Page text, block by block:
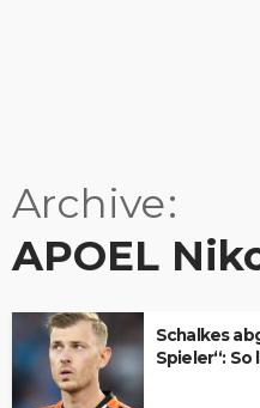
Archive
APOEL
Schalkes
Spieler“: So